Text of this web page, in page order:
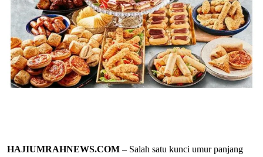
HAJIUMRAHNEWS.COM – Salah satu kunci umur panjang